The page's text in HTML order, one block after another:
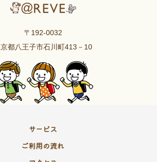
〒192-0032
都八王子市石川町413－10
サービス
ご利用の流れ